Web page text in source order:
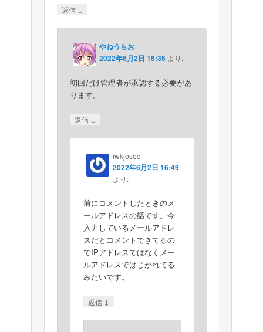
返信 ↓
やねうらお
2022年6月2日 16:35 より:
初回だけ管理者が承認する必要があ
ります。
返信 ↓
iwkjosec
2022年6月2日 16:49
より:
前にコメントしたときのメ
ールアドレスの話です。今
入力しているメールアドレ
スだとコメントできてるの
でIPアドレスではなくメー
ルアドレスではじかれてる
みたいです。
返信 ↓